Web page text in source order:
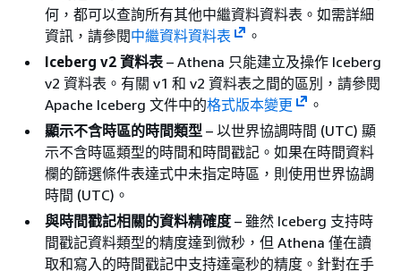
何，都可以查詢所有其他中繼資料資料表。如需詳細
資訊，請參閱中繼資料資料表
。
Iceberg v2 資料表 – Athena 只能建立及操作 Iceberg
v2 資料表。有關 v1 和 v2 資料表之間的區別，請參閱
Apache Iceberg 文件中的格式版本變更
。
顯示不含時區的時間類型 – 以世界協調時間 (UTC) 顯
示不含時區類型的時間和時間戳記。如果在時間資料
欄的篩選條件表達式中未指定時區，則使用世界協調
時間 (UTC)。
與時間戳記相關的資料精確度 – 雖然 Iceberg 支持時
間戳記資料類型的精度達到微秒，但 Athena 僅在讀
取和寫入的時間戳記中支持達毫秒的精度。針對在手